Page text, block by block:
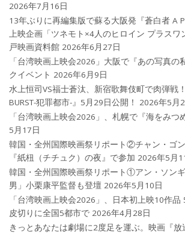
2026年7月16日
13年ぶりに再編集版で蘇る大阪発『蒼白者 A
上映企画「ツネモト×4人のヒロイン プラスワ
戸映画資料館 2026年6月27日
「台湾映画上映会2026」大阪で『あの写真の
クイベント 2026年6月9日
水上恒司VS福士蒼汰、新宿歌舞伎町で肉弾戦
BURST-犯罪都市-』5月29日公開！
2026年5月
「台湾映画上映会2026」、札幌で『海をみつ
5月17日
韓国・全州国際映画祭リポート②チャン・ゴ
『紙杻（チチュク）の夜』で参加 2026年5月
韓国・全州国際映画祭リポート①アン・ソン
男」小栗康平監督も登壇 2026年5月10日
「台湾映画上映会2026」、日本初上映10作
皮切りに全国5都市で 2026年4月28日
きっとあなたは劇場に2度足を運ぶ。映画『